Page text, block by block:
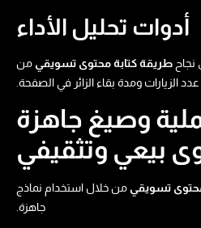
أدوات تحليل الأداء
نجاح طريقة كتابة محتوى تسويقي​ من
الزيارات ومدة بقاء الزائر في الصفحة.
وصيغ جاهزة
بيعي وتثقيفي
تسويقي​ من خلال استخدام نماذج
جاهزة.